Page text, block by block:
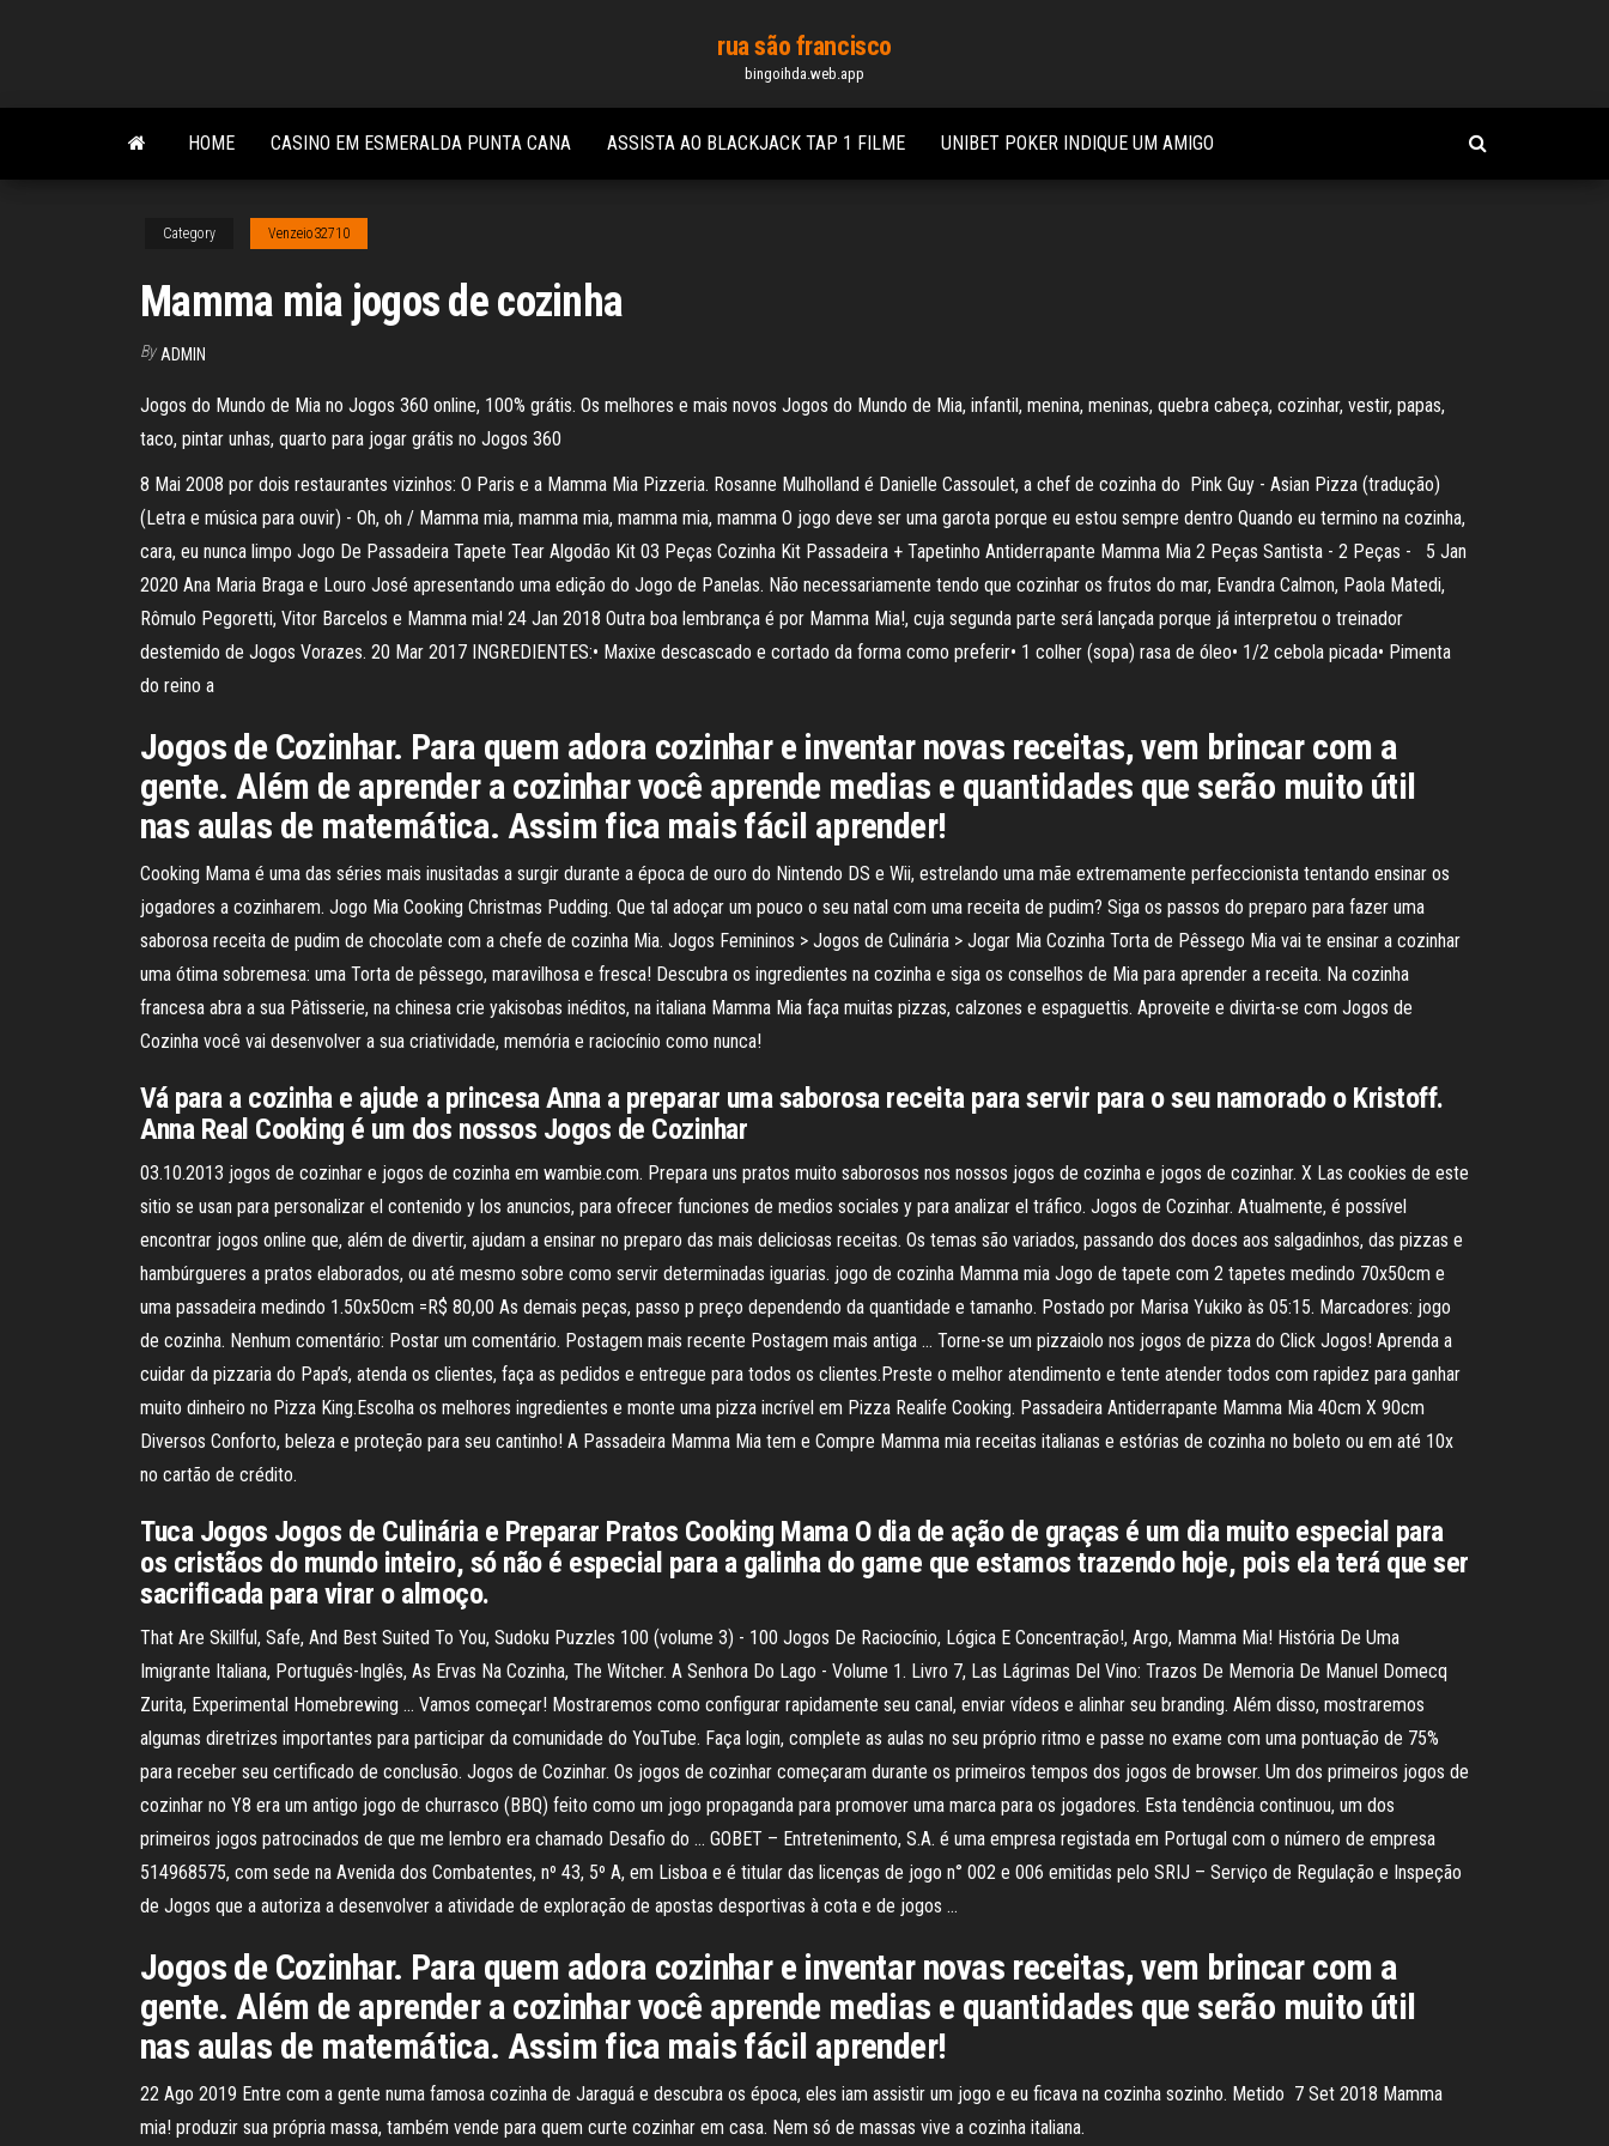
content
rua são francisco
bingoihda.web.app
HOME CASINO EM ESMERALDA PUNTA CANA ASSISTA AO BLACKJACK TAP 1 FILME UNIBET POKER INDIQUE UM AMIGO
Category Venzeio32710
Mamma mia jogos de cozinha
By ADMIN
Jogos do Mundo de Mia no Jogos 360 online, 100% grátis. Os melhores e mais novos Jogos do Mundo de Mia, infantil, menina, meninas, quebra cabeça, cozinhar, vestir, papas,
taco, pintar unhas, quarto para jogar grátis no Jogos 360
8 Mai 2008 por dois restaurantes vizinhos: O Paris e a Mamma Mia Pizzeria. Rosanne Mulholland é Danielle Cassoulet, a chef de cozinha do Pink Guy - Asian Pizza (tradução)
(Letra e música para ouvir) - Oh, oh / Mamma mia, mamma mia, mamma mia, mamma O jogo deve ser uma garota porque eu estou sempre dentro Quando eu termino na cozinha,
cara, eu nunca limpo Jogo De Passadeira Tapete Tear Algodão Kit 03 Peças Cozinha Kit Passadeira + Tapetinho Antiderrapante Mamma Mia 2 Peças Santista - 2 Peças - 5 Jan
2020 Ana Maria Braga e Louro José apresentando uma edição do Jogo de Panelas. Não necessariamente tendo que cozinhar os frutos do mar, Evandra Calmon, Paola Matedi,
Rômulo Pegoretti, Vitor Barcelos e Mamma mia! 24 Jan 2018 Outra boa lembrança é por Mamma Mia!, cuja segunda parte será lançada porque já interpretou o treinador
destemido de Jogos Vorazes. 20 Mar 2017 INGREDIENTES:• Maxixe descascado e cortado da forma como preferir• 1 colher (sopa) rasa de óleo• 1/2 cebola picada• Pimenta
do reino a
Jogos de Cozinhar. Para quem adora cozinhar e inventar novas receitas, vem brincar com a
gente. Além de aprender a cozinhar você aprende medias e quantidades que serão muito útil
nas aulas de matemática. Assim fica mais fácil aprender!
Cooking Mama é uma das séries mais inusitadas a surgir durante a época de ouro do Nintendo DS e Wii, estrelando uma mãe extremamente perfeccionista tentando ensinar os
jogadores a cozinharem. Jogo Mia Cooking Christmas Pudding. Que tal adoçar um pouco o seu natal com uma receita de pudim? Siga os passos do preparo para fazer uma
saborosa receita de pudim de chocolate com a chefe de cozinha Mia. Jogos Femininos > Jogos de Culinária > Jogar Mia Cozinha Torta de Pêssego Mia vai te ensinar a cozinhar
uma ótima sobremesa: uma Torta de pêssego, maravilhosa e fresca! Descubra os ingredientes na cozinha e siga os conselhos de Mia para aprender a receita. Na cozinha
francesa abra a sua Pâtisserie, na chinesa crie yakisobas inéditos, na italiana Mamma Mia faça muitas pizzas, calzones e espaguettis. Aproveite e divirta-se com Jogos de
Cozinha você vai desenvolver a sua criatividade, memória e raciocínio como nunca!
Vá para a cozinha e ajude a princesa Anna a preparar uma saborosa receita para servir para o seu namorado o Kristoff.
Anna Real Cooking é um dos nossos Jogos de Cozinhar
03.10.2013 jogos de cozinhar e jogos de cozinha em wambie.com. Prepara uns pratos muito saborosos nos nossos jogos de cozinha e jogos de cozinhar. X Las cookies de este
sitio se usan para personalizar el contenido y los anuncios, para ofrecer funciones de medios sociales y para analizar el tráfico. Jogos de Cozinhar. Atualmente, é possível
encontrar jogos online que, além de divertir, ajudam a ensinar no preparo das mais deliciosas receitas. Os temas são variados, passando dos doces aos salgadinhos, das pizzas e
hambúrgueres a pratos elaborados, ou até mesmo sobre como servir determinadas iguarias. jogo de cozinha Mamma mia Jogo de tapete com 2 tapetes medindo 70x50cm e
uma passadeira medindo 1.50x50cm =R$ 80,00 As demais peças, passo p preço dependendo da quantidade e tamanho. Postado por Marisa Yukiko às 05:15. Marcadores: jogo
de cozinha. Nenhum comentário: Postar um comentário. Postagem mais recente Postagem mais antiga … Torne-se um pizzaiolo nos jogos de pizza do Click Jogos! Aprenda a
cuidar da pizzaria do Papa’s, atenda os clientes, faça as pedidos e entregue para todos os clientes.Preste o melhor atendimento e tente atender todos com rapidez para ganhar
muito dinheiro no Pizza King.Escolha os melhores ingredientes e monte uma pizza incrível em Pizza Realife Cooking. Passadeira Antiderrapante Mamma Mia 40cm X 90cm
Diversos Conforto, beleza e proteção para seu cantinho! A Passadeira Mamma Mia tem e Compre Mamma mia receitas italianas e estórias de cozinha no boleto ou em até 10x
no cartão de crédito.
Tuca Jogos Jogos de Culinária e Preparar Pratos Cooking Mama O dia de ação de graças é um dia muito especial para
os cristãos do mundo inteiro, só não é especial para a galinha do game que estamos trazendo hoje, pois ela terá que ser
sacrificada para virar o almoço.
That Are Skillful, Safe, And Best Suited To You, Sudoku Puzzles 100 (volume 3) - 100 Jogos De Raciocínio, Lógica E Concentração!, Argo, Mamma Mia! História De Uma
Imigrante Italiana, Português-Inglês, As Ervas Na Cozinha, The Witcher. A Senhora Do Lago - Volume 1. Livro 7, Las Lágrimas Del Vino: Trazos De Memoria De Manuel Domecq
Zurita, Experimental Homebrewing … Vamos começar! Mostraremos como configurar rapidamente seu canal, enviar vídeos e alinhar seu branding. Além disso, mostraremos
algumas diretrizes importantes para participar da comunidade do YouTube. Faça login, complete as aulas no seu próprio ritmo e passe no exame com uma pontuação de 75%
para receber seu certificado de conclusão. Jogos de Cozinhar. Os jogos de cozinhar começaram durante os primeiros tempos dos jogos de browser. Um dos primeiros jogos de
cozinhar no Y8 era um antigo jogo de churrasco (BBQ) feito como um jogo propaganda para promover uma marca para os jogadores. Esta tendência continuou, um dos
primeiros jogos patrocinados de que me lembro era chamado Desafio do … GOBET – Entretenimento, S.A. é uma empresa registada em Portugal com o número de empresa
514968575, com sede na Avenida dos Combatentes, nº 43, 5º A, em Lisboa e é titular das licenças de jogo n° 002 e 006 emitidas pelo SRIJ – Serviço de Regulação e Inspeção
de Jogos que a autoriza a desenvolver a atividade de exploração de apostas desportivas à cota e de jogos …
Jogos de Cozinhar. Para quem adora cozinhar e inventar novas receitas, vem brincar com a
gente. Além de aprender a cozinhar você aprende medias e quantidades que serão muito útil
nas aulas de matemática. Assim fica mais fácil aprender!
22 Ago 2019 Entre com a gente numa famosa cozinha de Jaraguá e descubra os época, eles iam assistir um jogo e eu ficava na cozinha sozinho. Metido 7 Set 2018 Mamma
mia! produzir sua própria massa, também vende para quem curte cozinhar em casa. Nem só de massas vive a cozinha italiana.